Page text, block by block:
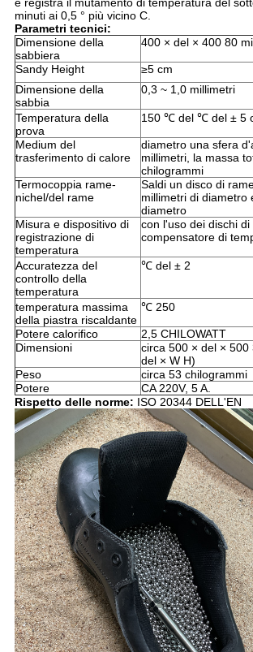
e registra il mutamento di temperatura del
minuti ai 0,5 ° più vicino C.
Parametri tecnici:
Dimensione della
sabbiera
400 × del × 400 80
Sandy Height
≥5 cm
Dimensione della
sabbia
0,3 ~ 1,0 millimetri
Temperatura della
prova
150 ℃ del ℃ del ± 5
Medium del
trasferimento di calore
diametro una sfera
millimetri, la massa
chilogrammi
Termocoppia rame-
nichel/del rame
Saldi un disco di
millimetri di diametro
diametro
Misura e dispositivo di
registrazione di
temperatura
con l'uso dei dischi
compensatore di
Accuratezza del
controllo della
temperatura
℃ del ± 2
temperatura massima
della piastra riscaldante
℃ 250
Potere calorifico
2,5 CHILOWATT
Dimensioni
circa 500 × del × 500
del × W H)
Peso
circa 53 chilogrammi
Potere
CA 220V, 5 A.
Rispetto delle norme: ISO 20344 DELL'EN